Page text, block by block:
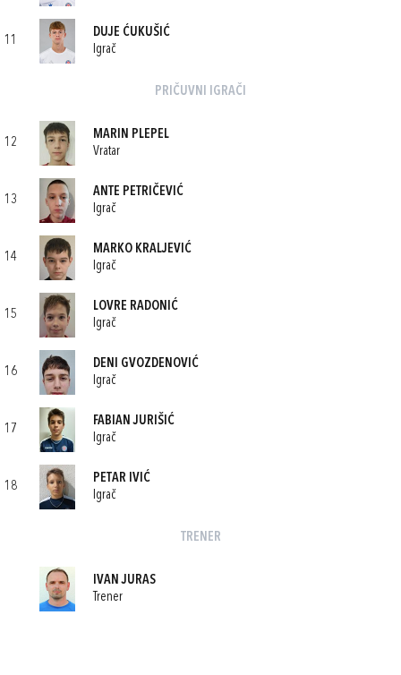
11
DUJE ĆUKUŠIĆ
Igrač
PRIČUVNI IGRAČI
12
MARIN PLEPEL
Vratar
13
ANTE PETRIČEVIĆ
Igrač
14
MARKO KRALJEVIĆ
Igrač
15
LOVRE RADONIĆ
Igrač
16
DENI GVOZDENOVIĆ
Igrač
17
FABIAN JURIŠIĆ
Igrač
18
PETAR IVIĆ
Igrač
TRENER
IVAN JURAS
Trener